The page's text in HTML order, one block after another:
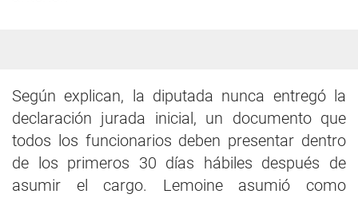
Según explican, la diputada nunca entregó la
declaración jurada inicial, un documento que
todos los funcionarios deben presentar dentro
de los primeros 30 días hábiles después de
asumir el cargo. Lemoine asumió como